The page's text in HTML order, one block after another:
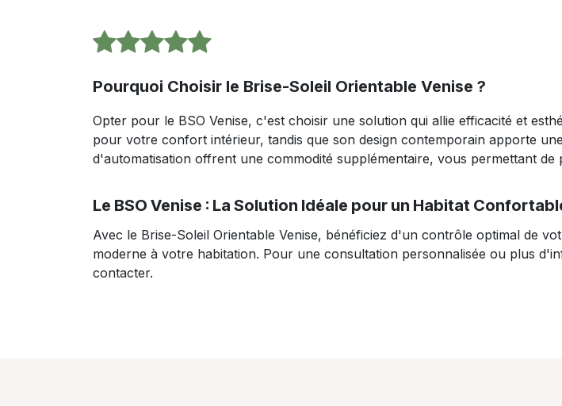
Pourquoi Choisir le Brise-Soleil Orientable Venise ?
Opter pour le BSO Venise, c'est choisir une solution qui allie efficacité et
pour votre confort intérieur, tandis que son design contemporain apporte
d'automatisation offrent une commodité supplémentaire, vous permettant
Le BSO Venise : La Solution Idéale pour un Habitat
Avec le Brise-Soleil Orientable Venise, bénéficiez d'un contrôle optimal de
moderne à votre habitation. Pour une consultation personnalisée ou plus
contacter.